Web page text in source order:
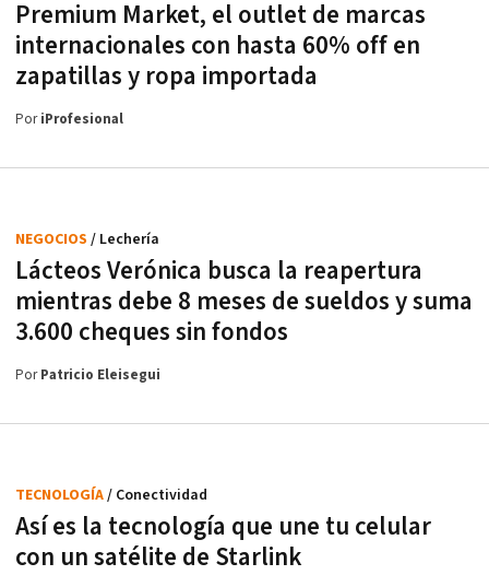
Premium Market, el outlet de marcas
internacionales con hasta 60% off en
zapatillas y ropa importada
PoriProfesional
Lácteos Verónica busca la reapertura
mientras debe 8 meses de sueldos y suma
3.600 cheques sin fondos
NEGOCIOS / Lechería
PorPatricio Eleisegui
Así es la tecnología que une tu celular
con un satélite de Starlink
TECNOLOGÍA/ Conectividad